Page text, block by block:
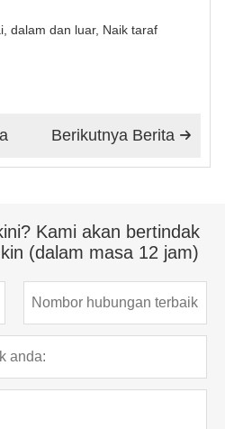
dalam dan luar, Naik taraf

Berikutnya Berita
Kami akan bertindak
(dalam masa 12 jam)